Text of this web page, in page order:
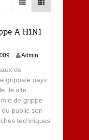
A H1N1
Admin
de
grippale pays
le site
de grippe
public son
techniques